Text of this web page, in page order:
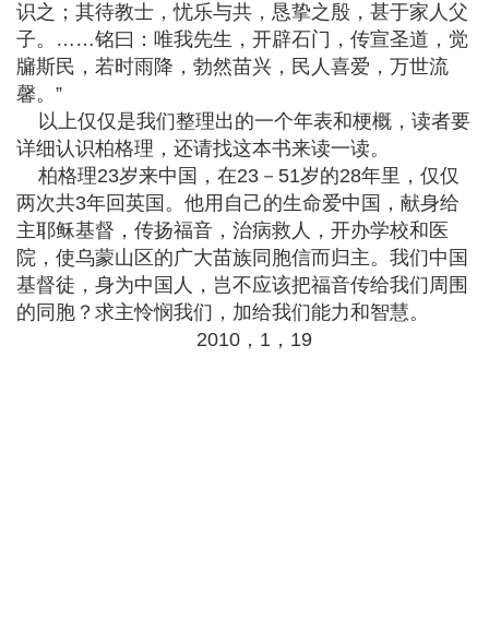
识之；其待教士，忧乐与共，恳挚之殷，甚于家人父
子。……铭曰：唯我先生，开辟石门，传宣圣道，觉
牖斯民，若时雨降，勃然苗兴，民人喜爱，万世流
馨。”
以上仅仅是我们整理出的一个年表和梗概，读者要
详细认识柏格理，还请找这本书来读一读。
柏格理23岁来中国，在23－51岁的28年里，仅仅
两次共3年回英国。他用自己的生命爱中国，献身给
主耶稣基督，传扬福音，治病救人，开办学校和医
院，使乌蒙山区的广大苗族同胞信而归主。我们中国
基督徒，身为中国人，岂不应该把福音传给我们周围
的同胞？求主怜悯我们，加给我们能力和智慧。
2010，1，19